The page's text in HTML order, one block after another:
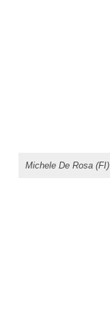
Michele De Rosa (FI)